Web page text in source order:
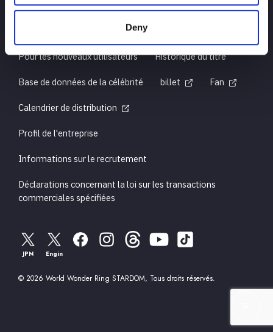
Deny
Pour les nouveaux utilisateurs
Historique du titre
Base de données de la célébrité
billet
Fan
Calendrier de distribution
Profil de l'entreprise
Informations sur le recrutement
Déclarations concernant la loi sur les transactions
commerciales spécifiées
JPN Engin
© 2026 World Wonder Ring STARDOM, Tous droits réservés.